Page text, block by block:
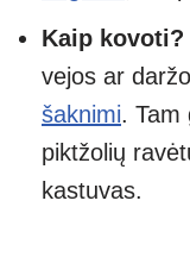
Kaip kovoti?
vejos ar
šaknimi. Tam
piktžolių
kastuvas.